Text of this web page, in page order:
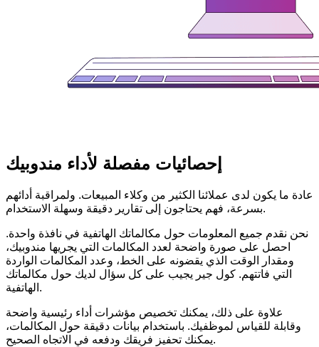
إحصائيات مفصلة لأداء مندوبيك
عادة ما يكون لدى عملائنا الكثير من وكلاء المبيعات. ولمراقبة أدائهم
بسرعة، فهم يحتاجون إلى تقارير دقيقة وسهلة الاستخدام.
نحن نقدم جميع المعلومات حول مكالماتك الهاتفية في نافذة واحدة.
احصل على صورة واضحة لعدد المكالمات التي يجريها مندوبيك،
ومقدار الوقت الذي يقضونه على الخط، وعدد المكالمات الواردة
التي فاتتهم. كول جير يجيب على كل سؤال لديك حول مكالماتك
الهاتفية.
علاوة على ذلك، يمكنك تخصيص مؤشرات أداء رئيسية واضحة
وقابلة للقياس لموظفيك. باستخدام بيانات دقيقة حول المكالمات،
يمكنك تحفيز فريقك ودفعه في الاتجاه الصحيح.